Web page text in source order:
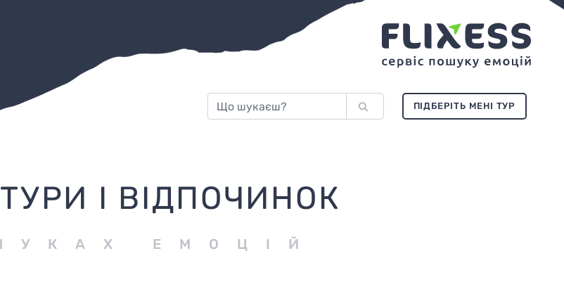
ПІДБЕРІТЬ МЕНІ ТУР
І ВІДПОЧИНОК
ЕМОЦІЙ